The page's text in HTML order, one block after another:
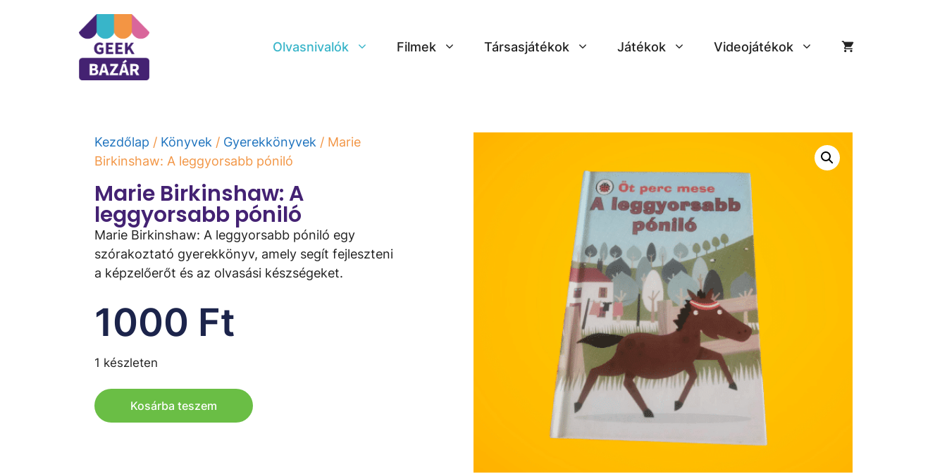
Olvasnivalók Filmek Társasjátékok Játékok Videojátékok
Kezdőlap / Könyvek / Gyerekkönyvek / Marie
Birkinshaw: A leggyorsabb póniló
Marie Birkinshaw: A
leggyorsabb póniló
Marie Birkinshaw: A leggyorsabb póniló egy
szórakoztató gyerekkönyv, amely segít fejleszteni
a képzelőerőt és az olvasási készségeket.
1000 Ft
1 készleten
Kosárba teszem